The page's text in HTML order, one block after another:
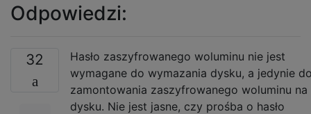
Odpowiedzi:
32
Hasło zaszyfrowanego woluminu nie jest
wymagane do wymazania dysku, a jedynie
zamontowania zaszyfrowanego woluminu na
dysku. Nie jest jasne, czy prośba o hasło